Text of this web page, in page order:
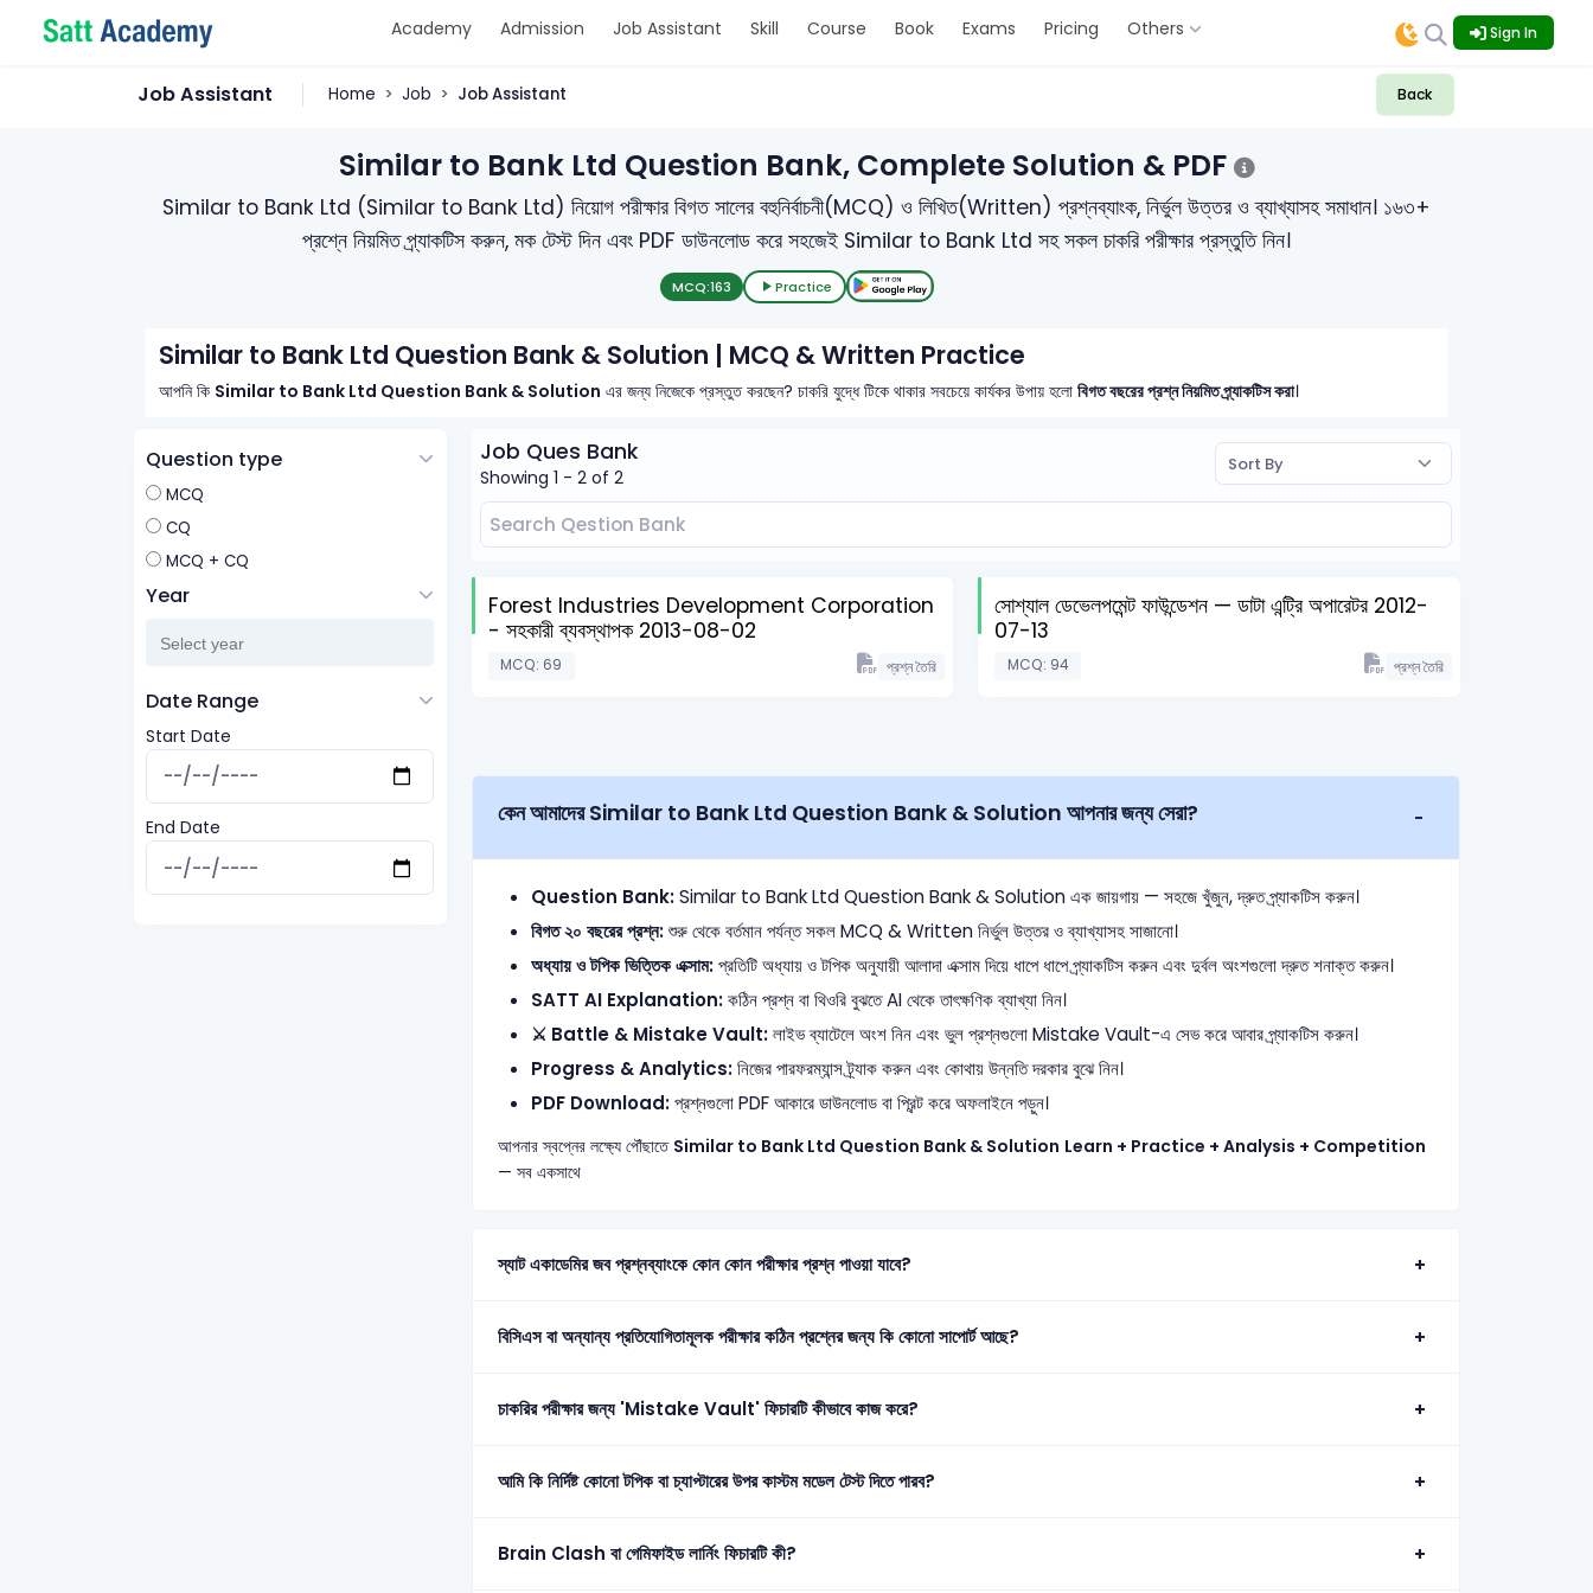
Academy Admission Job Assistant Skill Course Book Exams Pricing Others Sign In
Job Assistant Home Job Job Assistant Back
Similar to Bank Ltd Question Bank, Complete Solution & PDF
Similar to Bank Ltd (Similar to Bank Ltd) নিয়োগ পরীক্ষার বিগত সালের বহুনির্বাচনী(MCQ) ও লিখিত(Written) প্রশ্নব্যাংক, নির্ভুল উত্তর ও ব্যাখ্যাসহ সমাধান। ১৬৩+
প্রশ্নে নিয়মিত প্র্যাকটিস করুন, মক টেস্ট দিন এবং PDF ডাউনলোড করে সহজেই Similar to Bank Ltd সহ সকল চাকরি পরীক্ষার প্রস্তুতি নিন।
MCQ:163 Practice
Similar to Bank Ltd Question Bank & Solution | MCQ & Written Practice
আপনি কি Similar to Bank Ltd Question Bank & Solution এর জন্য নিজেকে প্রস্তুত করছেন? চাকরি যুদ্ধে টিকে থাকার সবচেয়ে কার্যকর উপায় হলো বিগত বছরের প্রশ্ন নিয়মিত প্র্যাকটিস করা।
Question type
MCQ
CQ
MCQ + CQ
Year
Date Range
Start Date
End Date
Job Ques Bank
Showing 1 - 2 of 2
Forest Industries Development Corporation
- সহকারী ব্যবস্থাপক 2013-08-02
MCQ: 69 প্রশ্ন তৈরি
সোশ্যাল ডেভেলপমেন্ট ফাউন্ডেশন — ডাটা এন্ট্রি অপারেটর 2012-
07-13
MCQ: 94 প্রশ্ন তৈরি
কেন আমাদের Similar to Bank Ltd Question Bank & Solution আপনার জন্য সেরা?
Question Bank:Similar to Bank Ltd Question Bank & Solution এক জায়গায় — সহজে খুঁজুন, দ্রুত প্র্যাকটিস করুন।
বিগত ২০ বছরের প্রশ্ন:শুরু থেকে বর্তমান পর্যন্ত সকল MCQ & Written নির্ভুল উত্তর ও ব্যাখ্যাসহ সাজানো।
অধ্যায় ও টপিক ভিত্তিক এক্সাম:প্রতিটি অধ্যায় ও টপিক অনুযায়ী আলাদা এক্সাম দিয়ে ধাপে ধাপে প্র্যাকটিস করুন এবং দুর্বল অংশগুলো দ্রুত শনাক্ত করুন।
SATT AI Explanation:কঠিন প্রশ্ন বা থিওরি বুঝতে AI থেকে তাৎক্ষণিক ব্যাখ্যা নিন।
⚔️ Battle & Mistake Vault:লাইভ ব্যাটেলে অংশ নিন এবং ভুল প্রশ্নগুলো Mistake Vault-এ সেভ করে আবার প্র্যাকটিস করুন।
Progress & Analytics:নিজের পারফরম্যান্স ট্র্যাক করুন এবং কোথায় উন্নতি দরকার বুঝে নিন।
PDF Download:প্রশ্নগুলো PDF আকারে ডাউনলোড বা প্রিন্ট করে অফলাইনে পড়ুন।
আপনার স্বপ্নের লক্ষ্যে পৌঁছাতে Similar to Bank Ltd Question Bank & Solution Learn + Practice + Analysis + Competition
— সব একসাথে
স্যাট একাডেমির জব প্রশ্নব্যাংকে কোন কোন পরীক্ষার প্রশ্ন পাওয়া যাবে?
বিসিএস বা অন্যান্য প্রতিযোগিতামূলক পরীক্ষার কঠিন প্রশ্নের জন্য কি কোনো সাপোর্ট আছে?
চাকরির পরীক্ষার জন্য 'Mistake Vault' ফিচারটি কীভাবে কাজ করে?
আমি কি নির্দিষ্ট কোনো টপিক বা চ্যাপ্টারের উপর কাস্টম মডেল টেস্ট দিতে পারব?
Brain Clash বা গেমিফাইড লার্নিং ফিচারটি কী?